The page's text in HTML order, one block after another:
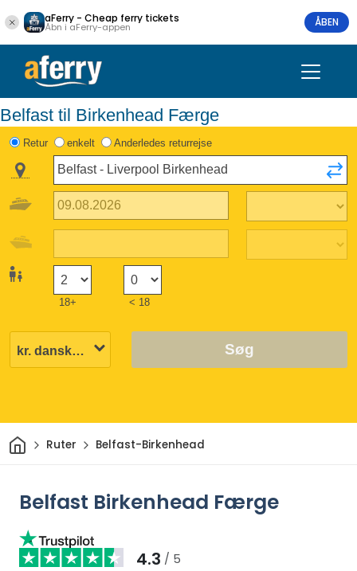
aFerry - Cheap ferry tickets
Åbn i aFerry-appen ÅBEN
Belfast til Birkenhead Færge
Retur enkelt Anderledes returrejse
18+ < 18
Søg
HjemRuter Belfast-Birkenhead
Belfast Birkenhead Færge
4.3 / 5